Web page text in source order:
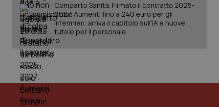
Comparto Sanità. Firmato il contratto 2025-
2027. Aumenti fino a 240 euro per gli
infermieri, arriva il capitolo sull'IA e nuove
tutele per il personale